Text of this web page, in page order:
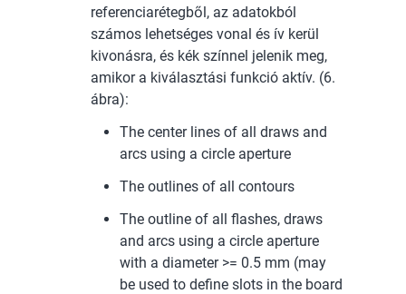
referenciarétegből, az adatokból
számos lehetséges vonal és ív kerül
kivonásra, és kék színnel jelenik meg,
amikor a kiválasztási funkció aktív. (6.
ábra):
The center lines of all draws and
arcs using a circle aperture
The outlines of all contours
The outline of all flashes, draws
and arcs using a circle aperture
with a diameter >= 0.5 mm (may
be used to define slots in the board